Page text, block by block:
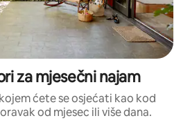
za mjesečni najam
ćete se osjećati kao kod
od mjesec ili više dana.